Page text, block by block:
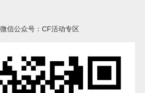
信公众号：CF活动专区